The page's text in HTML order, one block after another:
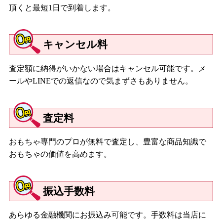
頂くと最短1日で到着します。
キャンセル料
査定額に納得がいかない場合はキャンセル可能です。メ
ールやLINEでの返信なので気まずさもありません。
査定料
おもちゃ専門のプロが無料で査定し、豊富な商品知識で
おもちゃの価値を高めます。
振込手数料
あらゆる金融機関にお振込み可能です。手数料は当店に